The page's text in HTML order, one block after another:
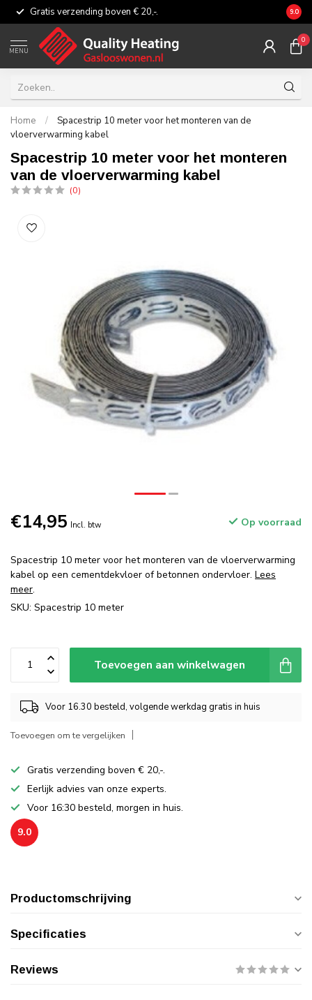
Gratis verzending boven € 20,-. 9.0
MENU
0
Home /
Spacestrip 10 meter voor het monteren van de
vloerverwarming kabel
Spacestrip 10 meter voor het monteren
van de vloerverwarming kabel
(0)
€14,95 Incl. btw Op voorraad
Spacestrip 10 meter voor het monteren van de vloerverwarming
kabel op een cementdekvloer of betonnen ondervloer. Lees
meer.
SKU: Spacestrip 10 meter
Toevoegen aan winkelwagen
Voor 16.30 besteld, volgende werkdag gratis in huis
Toevoegen om te vergelijken
Gratis verzending boven € 20,-.
Eerlijk advies van onze experts.
Voor 16:30 besteld, morgen in huis.
9.0
Productomschrijving
Specificaties
Reviews